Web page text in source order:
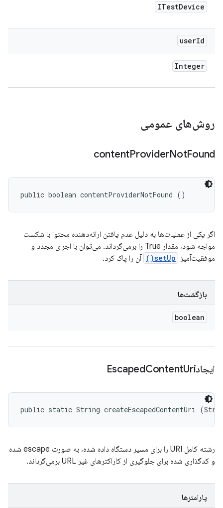
ITestDevice
userId
Integer
روش‌های عمومی
contentProviderNotFound
public boolean contentProviderNotFound ()
اگر یکی از عملیات‌ها به دلیل عدم یافتن ارائه‌دهنده محتوا با شکست
مواجه شود، مقدار True را برمی‌گرداند. می‌توان با اجرای مجدد و
موفقیت‌آمیز
setUp() آن را پاک کرد.
بازگشت‌ها
boolean
ایجادEscaped ContentUri
public static String createEscapedContentUri
رشته کامل URI را برای مسیر دستگاه داده شده، به صورت escape شده
و کدگذاری شده برای جلوگیری از کاراکترهای غیر URL برمی‌گرداند.
پارامترها